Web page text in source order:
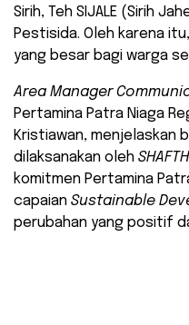
Sirih, Teh SIJALE (Sirih
Pestisida. Oleh karena
yang besar bagi warga
Area Manager
Pertamina Patra Niaga
Kristiawan, menjelaskan
dilaksanakan oleh
komitmen Pertamina
capaian Sustainable
perubahan yang positif